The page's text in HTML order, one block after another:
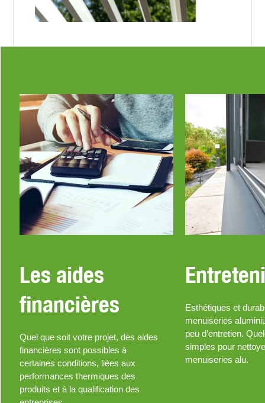
Les aides
financières
Quel que soit votre projet, des aides
financières sont possibles à
certaines conditions, liées aux
performances thermiques des
produits et à la qualification des
Esthétiques et
menuiseries
peu d’entretien.
simples pour
menuiseries alu.